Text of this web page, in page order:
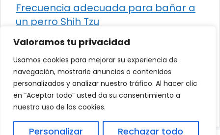
Valoramos tu privacidad
Usamos cookies para mejorar su experiencia de
navegación, mostrarle anuncios o contenidos
personalizados y analizar nuestro tráfico. Al hacer clic
en “Aceptar todo” usted da su consentimiento a
nuestro uso de las cookies.
Personalizar Rechazar todo
Frecuencia adecuada para bañar a
un perro Shih Tzu
Comparación entre Apache Storm y
Spark Streaming
Cómo detener la diarrea en un gato
¿Los frutos rojos son seguros para
que los perros los consuman?